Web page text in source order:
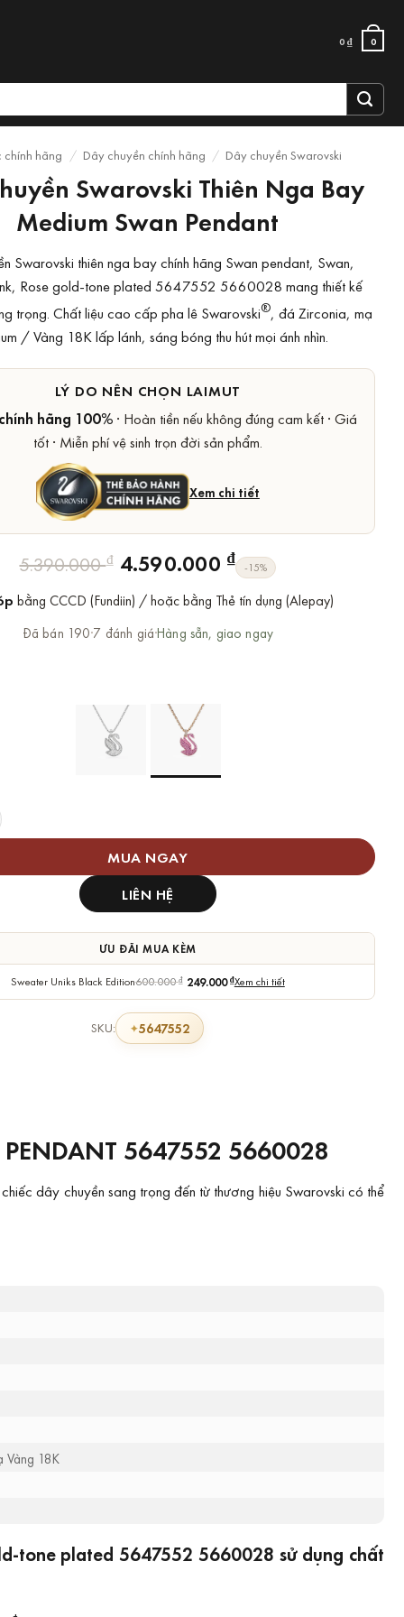
0₫ 0
chính hãng / Dây chuyền chính hãng / Dây chuyền Swarovski
Swarovski Thiên Nga Bay
Medium Swan Pendant
Swarovski thiên nga bay chính hãng Swan pendant, Swan,
Rose gold-tone plated 5647552 5660028 mang thiết kế
trọng. Chất liệu cao cấp pha lê Swarovski®, đá Zirconia, mạ
/ Vàng 18K lấp lánh, sáng bóng thu hút mọi ánh nhìn.
LÝ DO NÊN CHỌN LAIMUT
hãng 100%· Hoàn tiền nếu không đúng cam kết · Giá
tốt · Miễn phí vệ sinh trọn đời sản phẩm.
Xem chi tiết
5.390.000₫ Giá
là:
5.390.000 ₫.
4.590.000 ₫
Giá
tại
là:
4.590.000 ₫.
-15%
bằng CCCD (Fundiin) / hoặc bằng Thẻ tín dụng (Alepay)
Đã bán 190·7 đánh giá·Hàng sẵn, giao ngay
Thiên Nga Bay Medium Swan Pendant số lượng
MUA NGAY
LIÊN HỆ
ƯU ĐÃI MUA KÈM
Sweater Uniks Black Edition600.000₫ 249.000₫Xem chi tiết
SKU: 5647552
5647552 5660028
dây chuyền sang trọng đến từ thương hiệu Swarovski có thể
Vàng 18K
tone plated 5647552 5660028 sử dụng chất